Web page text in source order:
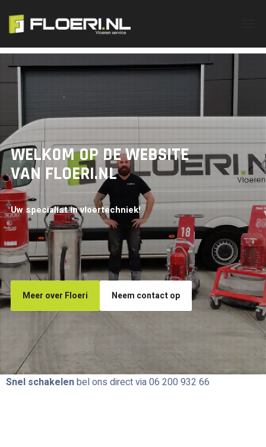
Neem contact op
Meer over Floeri
Uw specialist in vloertechniek!
WELKOM OP DE WEBSITE
VAN FLOERI.NL
Snel schakelenbel ons direct via 06 200 932 66